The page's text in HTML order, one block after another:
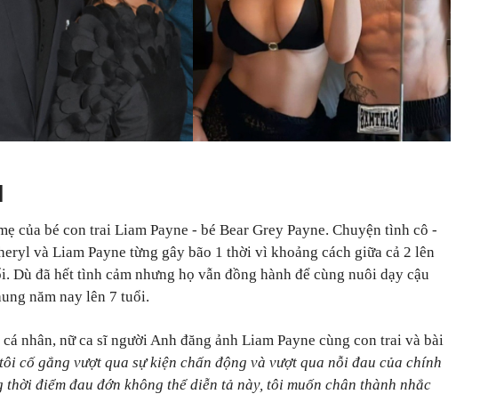
của bé con trai Liam Payne - bé Bear Grey Payne. Chuyện tình cô -
và Liam Payne từng gây bão 1 thời vì khoảng cách giữa cả 2 lên
Dù đã hết tình cảm nhưng họ vẫn đồng hành để cùng nuôi dạy cậu
năm nay lên 7 tuổi.
nhân, nữ ca sĩ người Anh đăng ảnh Liam Payne cùng con trai và bài
cố gắng vượt qua sự kiện chấn động và vượt qua nỗi đau của chính
thời điểm đau đớn không thể diễn tả này, tôi muốn chân thành nhắc